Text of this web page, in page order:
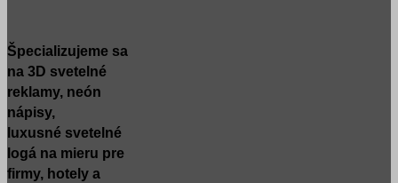
Špecializujeme sa
na 3D svetelné
reklamy, neón
nápisy,
luxusné svetelné
logá na mieru pre
firmy, hotely a